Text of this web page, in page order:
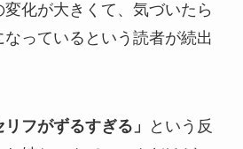
化が大きくて、気づいたら
っているという読者が続出
フがずるすぎる」
という反